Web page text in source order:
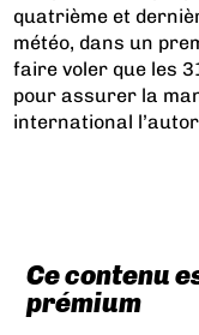
quatrième et
météo, dans un
faire voler que les
pour assurer la
international
Ce contenu
prémium